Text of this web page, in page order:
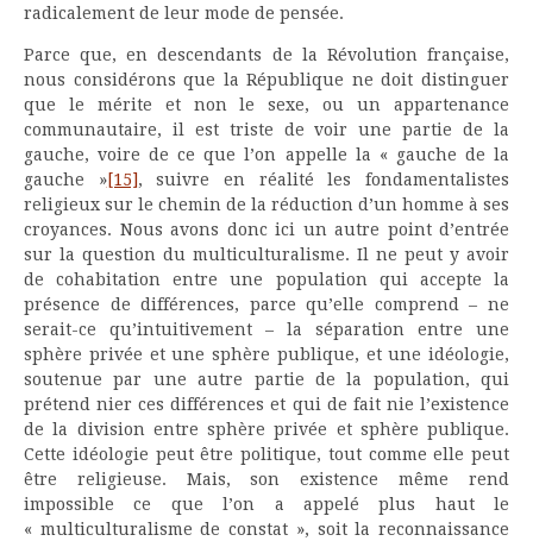
radicalement de leur mode de pensée.
Parce que, en descendants de la Révolution française,
nous considérons que la République ne doit distinguer
que le mérite et non le sexe, ou un appartenance
communautaire, il est triste de voir une partie de la
gauche, voire de ce que l’on appelle la « gauche de la
gauche »[15], suivre en réalité les fondamentalistes
religieux sur le chemin de la réduction d’un homme à ses
croyances. Nous avons donc ici un autre point d’entrée
sur la question du multiculturalisme. Il ne peut y avoir
de cohabitation entre une population qui accepte la
présence de différences, parce qu’elle comprend – ne
serait-ce qu’intuitivement – la séparation entre une
sphère privée et une sphère publique, et une idéologie,
soutenue par une autre partie de la population, qui
prétend nier ces différences et qui de fait nie l’existence
de la division entre sphère privée et sphère publique.
Cette idéologie peut être politique, tout comme elle peut
être religieuse. Mais, son existence même rend
impossible ce que l’on a appelé plus haut le
« multiculturalisme de constat », soit la reconnaissance